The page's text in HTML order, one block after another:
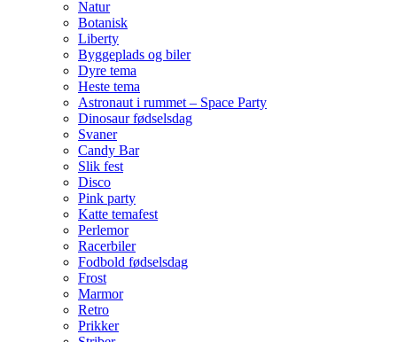
Natur
Botanisk
Liberty
Byggeplads og biler
Dyre tema
Heste tema
Astronaut i rummet – Space Party
Dinosaur fødselsdag
Svaner
Candy Bar
Slik fest
Disco
Pink party
Katte temafest
Perlemor
Racerbiler
Fodbold fødselsdag
Frost
Marmor
Retro
Prikker